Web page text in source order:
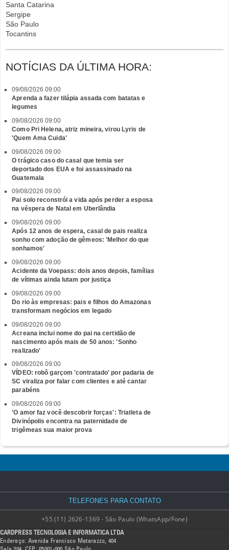
Santa Catarina
Sergipe
São Paulo
Tocantins
NOTÍCIAS DA ÚLTIMA HORA:
09/08/2026 09:00
Aprenda a fazer tilápia assada com batatas e
legumes
09/08/2026 09:00
Como Pri Helena, atriz mineira, virou Lyris de
'Quem Ama Cuida'
09/08/2026 09:00
O trágico caso do casal que temia ser
deportado dos EUA e foi assassinado na
Guatemala
09/08/2026 09:00
Pai solo reconstrói a vida após perder a esposa
na véspera de Natal em Uberlândia
09/08/2026 09:00
Após 12 anos de espera, casal de pais realiza
sonho com adoção de gêmeos: 'Melhor do que
sonhamos'
09/08/2026 09:00
Acidente da Voepass: dois anos depois, famílias
de vítimas ainda lutam por justiça
09/08/2026 09:00
Do rio às empresas: pais e filhos do Amazonas
transformam negócios em legado
09/08/2026 09:00
Acreana inclui nome do pai na certidão de
nascimento após mais de 50 anos: 'Sonho
realizado'
09/08/2026 09:00
VÍDEO: robô garçom 'contratado' por padaria de
SC viraliza por falar com clientes e até cantar
parabéns
09/08/2026 09:00
'O amor faz você descobrir forças': Triatleta de
Divinópolis encontra na paternidade de
trigêmeas sua maior prova
TELEFONES PARA CONTATO
+55 (11) 2626-1369 - São Paulo (WhatsApp/Fone)
CARDPRESS TECNOLOGIA E INFORMATICA LTDA
Endereço: Avenida Francisco Matarazzo, 404